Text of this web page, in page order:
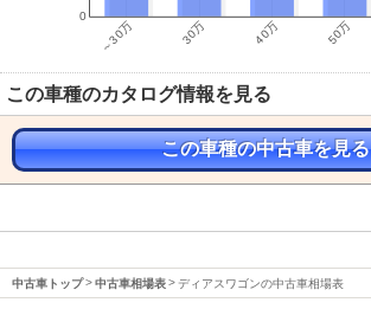
この車種のカタログ情報を見る
この車種の中古車を見る
中古車トップ 中古車相場表 ディアスワゴンの中古車相場表